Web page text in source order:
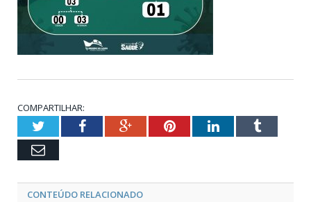
COMPARTILHAR:
TwitterFacebookGoogle+PinterestLinkedInTumblr
Email
CONTEÚDO RELACIONADO